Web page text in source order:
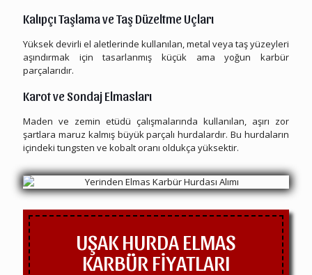
Kalıpçı Taşlama ve Taş Düzeltme Uçları
Yüksek devirli el aletlerinde kullanılan, metal veya taş yüzeyleri
aşındırmak için tasarlanmış küçük ama yoğun karbür
parçalarıdır.
Karot ve Sondaj Elmasları
Maden ve zemin etüdü çalışmalarında kullanılan, aşırı zor
şartlara maruz kalmış büyük parçalı hurdalardır. Bu hurdaların
içindeki tungsten ve kobalt oranı oldukça yüksektir.
UŞAK HURDA ELMAS
KARBÜR FİYATLARI